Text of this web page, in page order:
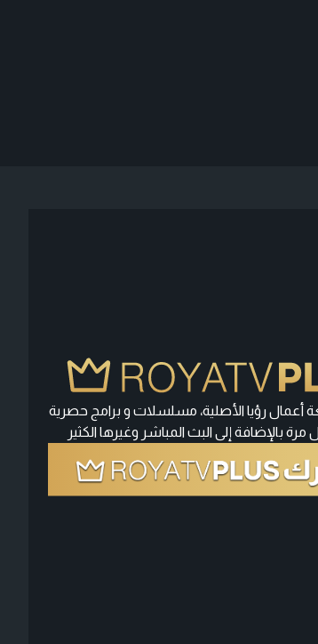
أعمال رؤيا الأصلية، مسلسلات و برامج حصرية
بالإضافة إلى البث المباشر وغيرها الكثير